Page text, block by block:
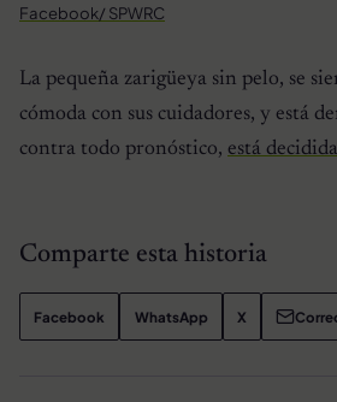
Facebook/ SPWRC
La pequeña zarigüeya sin pelo, se
cómoda con sus cuidadores, y está
contra todo pronóstico, está
Comparte esta historia
Facebook WhatsApp X